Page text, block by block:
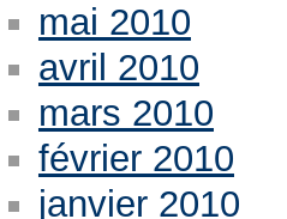
mai 2010
avril 2010
mars 2010
février 2010
janvier 2010